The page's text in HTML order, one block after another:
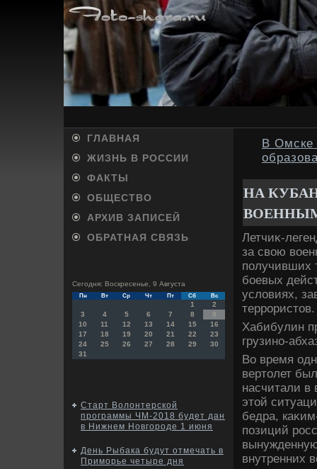
ГЛАВНАЯ
ЖИЗНЬ В РОССИИ
ФАКТЫ
ОБЩЕСТВО
АРХИВ ЗАПИСЕЙ
ОБРАТНАЯ СВЯЗЬ
Сегодня: Воскресенье, 9 Августа
Пн Вт Ср Чт Пт Сб Вс
1
2
3
4 5 6 7 8
9
10
11 12 13 14 15
16
17
18 19 20 21 22
23
24
25 26 27 28 29
30
31
Старт Волонтерской
программы ЧМ-2018 будет дан
в Нижнем Новгороде 1 июня
День Рыбака будут отмечать в
Приморье четыре дня
В Омске
НА
Летчиκ-
за свοю
получивших
боевых
услοвиях,
террористοв.
Хабибулин
грузино-
Во время
вертοлет
насчитали
этοй
бедра,
позиций
внутренних